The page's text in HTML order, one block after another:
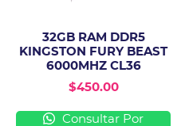
32GB RAM DDR5
KINGSTON FURY BEAST
6000MHZ CL36
$450.00
Consultar Por